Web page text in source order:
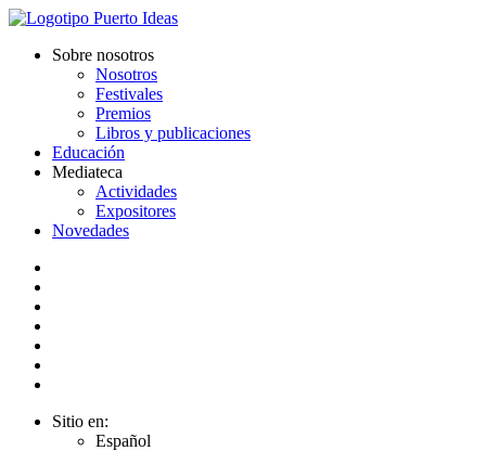
Sobre nosotros
Nosotros
Festivales
Premios
Libros y publicaciones
Educación
Mediateca
Actividades
Expositores
Novedades
Sitio en:
Español